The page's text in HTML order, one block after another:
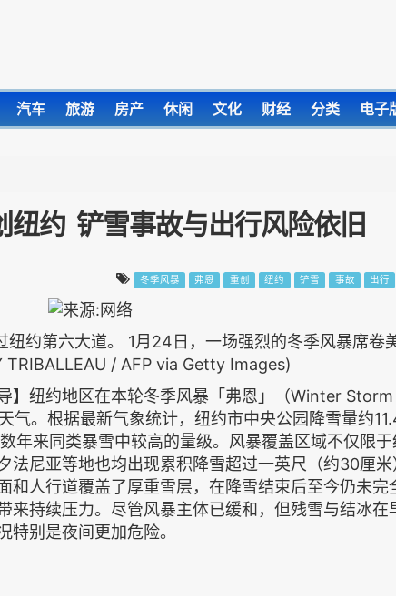
汽车 旅游 房产 休闲 文化 财经 分类 电子
纽约 铲雪事故与出行风险依旧
冬季风暴 弗恩 重创 纽约 铲雪 事故 出行
约第六大道。 1月24日，一场强烈的冬季风暴席卷
TRIBALLEAU / AFP via Getty Images)
】纽约地区在本轮冬季风暴「弗恩」（Winter Storm
气。根据最新气象统计，纽约市中央公园降雪量约
年来同类暴雪中较高的量级。风暴覆盖区域不仅限于
法尼亚等地也均出现累积降雪超过一英尺（约30厘米
和人行道覆盖了厚重雪层，在降雪结束后至今仍未完
来持续压力。尽管风暴主体已缓和，但残雪与结冰在
特别是夜间更加危险。